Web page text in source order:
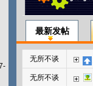
最新发帖
无所不谈
无所不谈